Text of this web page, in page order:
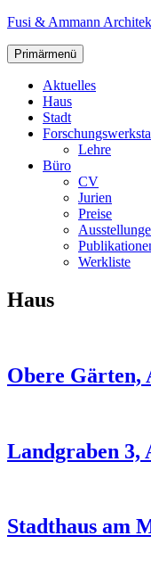
Zum
springen
Fusi & Ammann
Primärmenü
Aktuelles
Haus
Stadt
Lehre
Büro
CV
Jurien
Preise
Werkliste
Haus
Obere Gärten,
Landgraben 3,
Stadthaus am